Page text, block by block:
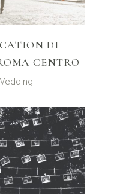
DI
CENTRO